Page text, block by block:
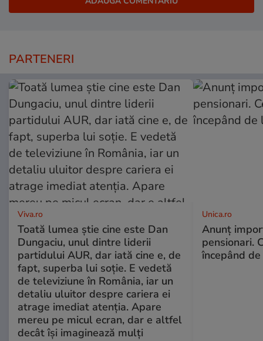
PARTENERI
Viva.ro
Toată lumea știe cine este Dan
Dungaciu, unul dintre liderii
partidului AUR, dar iată cine e, de
fapt, superba lui soție. E vedetă
de televiziune în România, iar un
detaliu uluitor despre cariera ei
atrage imediat atenția. Apare
mereu pe micul ecran, dar e altfel
decât își imaginează mulți
Unica.ro
Anunț
pensionari.
începând